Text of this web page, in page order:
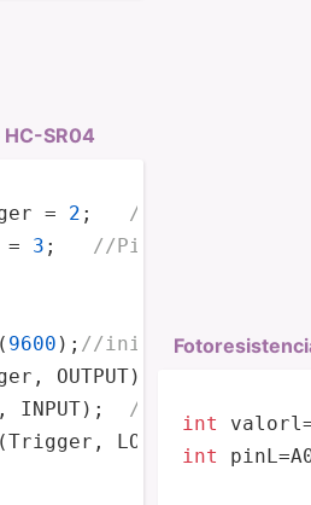
SR04
= 2 ; //Pin digital 2
= 3 ; //Pin digital 3
9600 ); //iniciaiLIamos la
OUTPUT);
, INPUT); //pin como
LOW);
//
int
int